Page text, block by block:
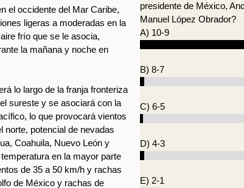
el occidente del Mar Caribe,
ligeras a moderadas en la
frío que se le asocia,
la mañana y noche en
lo largo de la franja fronteriza
sureste y se asociará con la
lo que provocará vientos
norte, potencial de nevadas
Coahuila, Nuevo León y
en la mayor parte
de 35 a 50 km/h y rachas
de México y rachas de
presidente de México,
Manuel López Obrador?
A) 10-9
B) 8-7
C) 6-5
D) 4-3
E) 2-1